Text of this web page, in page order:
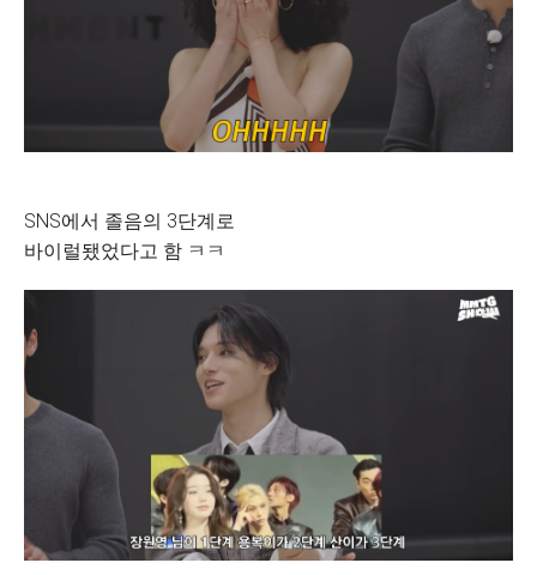
SNS에서 졸음의 3단계로
바이럴됐었다고 함 ㅋㅋ